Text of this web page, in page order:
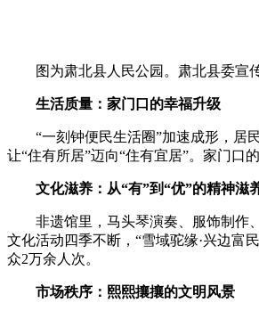
图为肃北县人民公园。肃北县委宣
生活质量：家门口的幸福升级
“一刻钟便民生活圈”加速成形，居民
让“住有所居”迈向“住有宜居”。家门口
文化滋养：从“有”到“优”的精神滋
非遗馆里，马头琴演奏、服饰制作、
文化活动四季不断，“雪域驼缘·兴边富
众2万余人次。
市场秩序：熙熙攘攘的文明风景